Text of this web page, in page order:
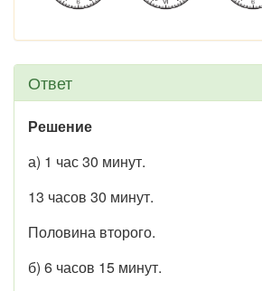
Ответ
Решение
а) 1 час 30 минут.
13 часов 30 минут.
Половина второго.
б) 6 часов 15 минут.